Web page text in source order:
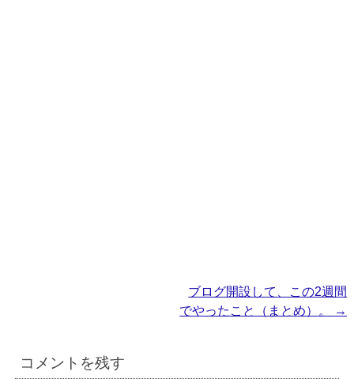
ビ
ブログ開設して、この2週間
でやったこと（まとめ）。
→
コメントを残す